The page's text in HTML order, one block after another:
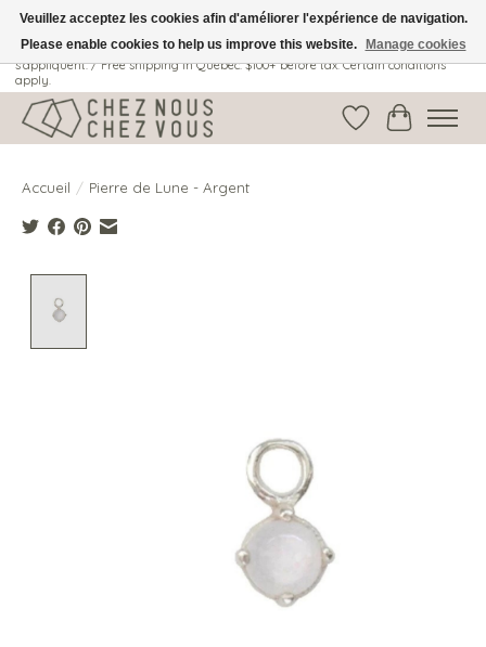
Livraison gratuite au Québec: 100$ + avant taxes. Certaines conditions
s'appliquent. / Free shipping in Quebec: $100+ before tax. Certain conditions
apply.
Liste dePanier
Accueil / Pierre de Lune - Argent
Veuillez acceptez les cookies afin d'améliorer l'expérience de navigation.
Please enable cookies to help us improve this website.
Manage cookies